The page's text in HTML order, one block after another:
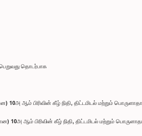
தொடர்பாக
பிரிவின் கீழ் நிதி, திட்டமிடல் மற்றும் பொருளாதார
பிரிவின் கீழ் நிதி, திட்டமிடல் மற்றும்